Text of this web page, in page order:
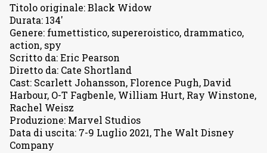
Titolo originale:Black Widow
Durata: 134′
Genere: fumettistico, supereroistico, drammatico,
action, spy
Scritto da:Eric Pearson
Diretto da: Cate Shortland
Cast: Scarlett Johansson, Florence Pugh, David
Harbour, O-T Fagbenle, William Hurt, Ray Winstone,
Rachel Weisz
Produzione: Marvel Studios
Data di uscita: 7-9 Luglio 2021, The Walt Disney
Company